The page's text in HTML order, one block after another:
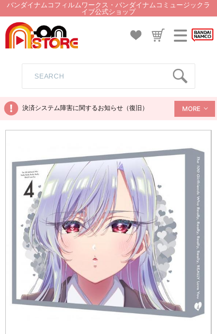
バンダイナムコフィルムワークス・バンダイナムコミュージックラ
イブ公式ショップ
決済システム障害に関するお知らせ（復旧） MORE